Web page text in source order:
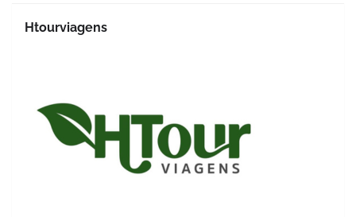
Htourviagens